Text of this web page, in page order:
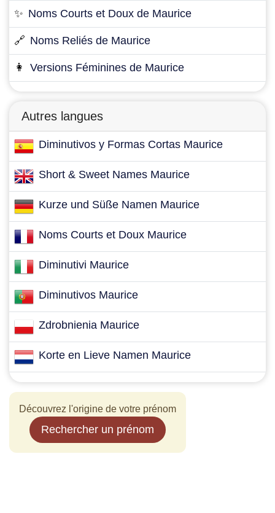
✨ Noms Courts et Doux de Maurice
🔗 Noms Reliés de Maurice
👩 Versions Féminines de Maurice
Autres langues
Diminutivos y Formas Cortas Maurice
Short & Sweet Names Maurice
Kurze und Süße Namen Maurice
Noms Courts et Doux Maurice
Diminutivi Maurice
Diminutivos Maurice
Zdrobnienia Maurice
Korte en Lieve Namen Maurice
Découvrez l'origine de votre prénom
Rechercher un prénom